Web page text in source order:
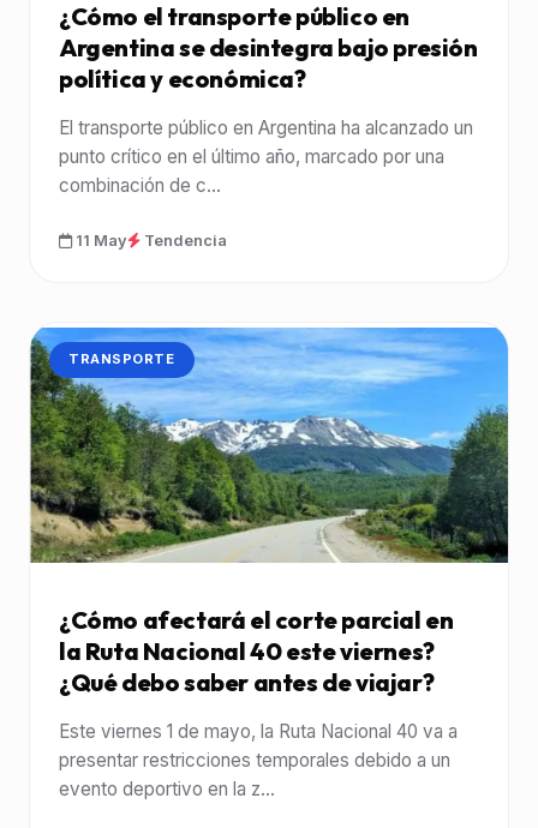
¿Cómo el transporte público en
Argentina se desintegra bajo presión
política y económica?
El transporte público en Argentina ha alcanzado un
punto crítico en el último año, marcado por una
combinación de c...
11 May Tendencia
CATEGORÍA:
TRANSPORTE
¿Cómo afectará el corte parcial en
la Ruta Nacional 40 este viernes?
¿Qué debo saber antes de viajar?
Este viernes 1 de mayo, la Ruta Nacional 40 va a
presentar restricciones temporales debido a un
evento deportivo en la z...